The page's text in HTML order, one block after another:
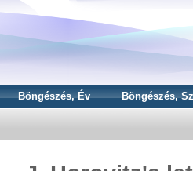
Böngészés, Év Böngészés,